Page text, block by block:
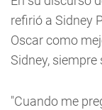
refirió a Sidney
Oscar como
Sidney,
"Cuando me